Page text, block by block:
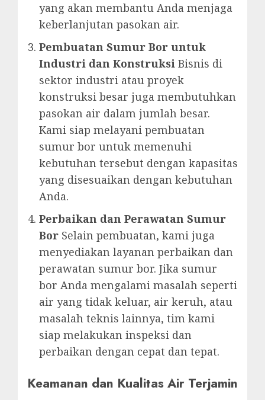
yang akan membantu Anda menjaga
keberlanjutan pasokan air.
Pembuatan Sumur Bor untuk
Industri dan Konstruksi Bisnis di
sektor industri atau proyek
konstruksi besar juga membutuhkan
pasokan air dalam jumlah besar.
Kami siap melayani pembuatan
sumur bor untuk memenuhi
kebutuhan tersebut dengan kapasitas
yang disesuaikan dengan kebutuhan
Anda.
Perbaikan dan Perawatan Sumur
Bor Selain pembuatan, kami juga
menyediakan layanan perbaikan dan
perawatan sumur bor. Jika sumur
bor Anda mengalami masalah seperti
air yang tidak keluar, air keruh, atau
masalah teknis lainnya, tim kami
siap melakukan inspeksi dan
perbaikan dengan cepat dan tepat.
Keamanan dan Kualitas Air Terjamin